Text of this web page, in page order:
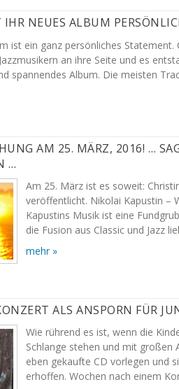
NEUES ALBUM
ist ein ganz persönliches Statement.
an ihre Seite und es
spannendes Album. Die meisten
AM 25. MÄRZ, 2016! …
…
Am 25. März ist es soweit:
veröffentlicht. Nikolai Kapustin –
Kapustins Musik ist eine
die Fusion aus Classic und Jazz
mehr »
ALS ANSPORN FÜR
Wie rührend es ist, wenn die
Schlange stehen und mit großen
eben gekaufte CD vorlegen und
erhoffen. Wochen nach einem